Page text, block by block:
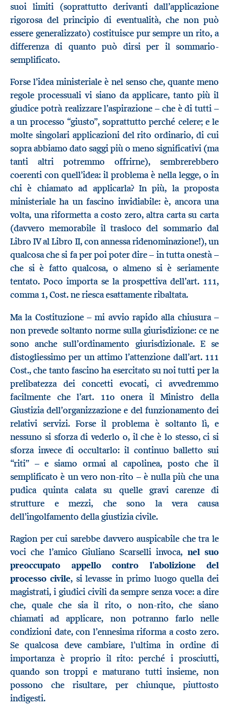
suoi limiti (soprattutto derivanti dall’applicazione
rigorosa del principio di eventualità, che non può
essere generalizzato) costituisce pur sempre un rito, a
differenza di quanto può dirsi per il sommario-
semplificato.
Forse l’idea ministeriale è nel senso che, quante meno
regole processuali vi siano da applicare, tanto più il
giudice potrà realizzare l’aspirazione – che è di tutti –
a un processo “giusto”, soprattutto perché celere; e le
molte singolari applicazioni del rito ordinario, di cui
sopra abbiamo dato saggi più o meno significativi (ma
tanti altri potremmo offrirne), sembrerebbero
coerenti con quell’idea: il problema è nella legge, o in
chi è chiamato ad applicarla? In più, la proposta
ministeriale ha un fascino invidiabile: è, ancora una
volta, una riformetta a costo zero, altra carta su carta
(davvero memorabile il trasloco del sommario dal
Libro IV al Libro II, con annessa ridenominazione!), un
qualcosa che si fa per poi poter dire – in tutta onestà –
che si è fatto qualcosa, o almeno si è seriamente
tentato. Poco importa se la prospettiva dell’art. 111,
comma 1, Cost. ne riesca esattamente ribaltata.
Ma la Costituzione – mi avvio rapido alla chiusura –
non prevede soltanto norme sulla giurisdizione: ce ne
sono anche sull’ordinamento giurisdizionale. E se
distogliessimo per un attimo l’attenzione dall’art. 111
Cost., che tanto fascino ha esercitato su noi tutti per la
prelibatezza dei concetti evocati, ci avvedremmo
facilmente che l’art. 110 onera il Ministro della
Giustizia dell’organizzazione e del funzionamento dei
relativi servizi. Forse il problema è soltanto lì, e
nessuno si sforza di vederlo o, il che è lo stesso, ci si
sforza invece di occultarlo: il continuo balletto sui
“riti” – e siamo ormai al capolinea, posto che il
semplificato è un vero non-rito – è nulla più che una
pudica quinta calata su quelle gravi carenze di
strutture e mezzi, che sono la vera causa
dell’ingolfamento della giustizia civile.
Ragion per cui sarebbe davvero auspicabile che tra le
voci che l’amico Giuliano Scarselli invoca, nel suo
preoccupato appello contro l’abolizione del
processo civile, si levasse in primo luogo quella dei
magistrati, i giudici civili da sempre senza voce: a dire
che, quale che sia il rito, o non-rito, che siano
chiamati ad applicare, non potranno farlo nelle
condizioni date, con l’ennesima riforma a costo zero.
Se qualcosa deve cambiare, l’ultima in ordine di
importanza è proprio il rito: perché i prosciutti,
quando son troppi e maturano tutti insieme, non
possono che risultare, per chiunque, piuttosto
indigesti.